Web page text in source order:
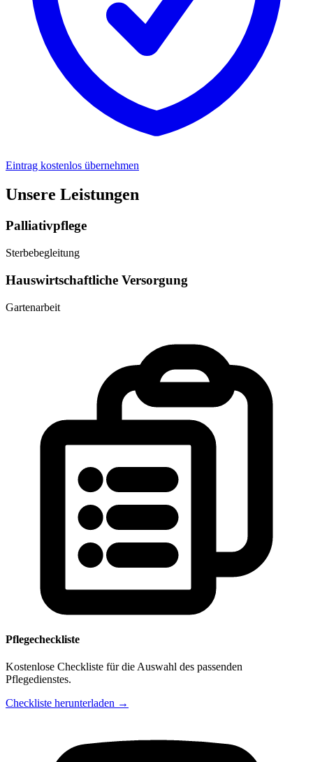
Eintrag kostenlos übernehmen
Unsere Leistungen
Palliativpflege
Sterbebegleitung
Hauswirtschaftliche Versorgung
Gartenarbeit
Pflegecheckliste
Kostenlose Checkliste für die Auswahl des passenden
Pflegedienstes.
Checkliste herunterladen →